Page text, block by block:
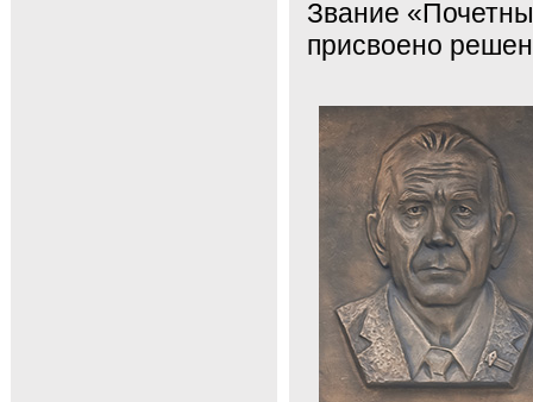
Звание
присвоено